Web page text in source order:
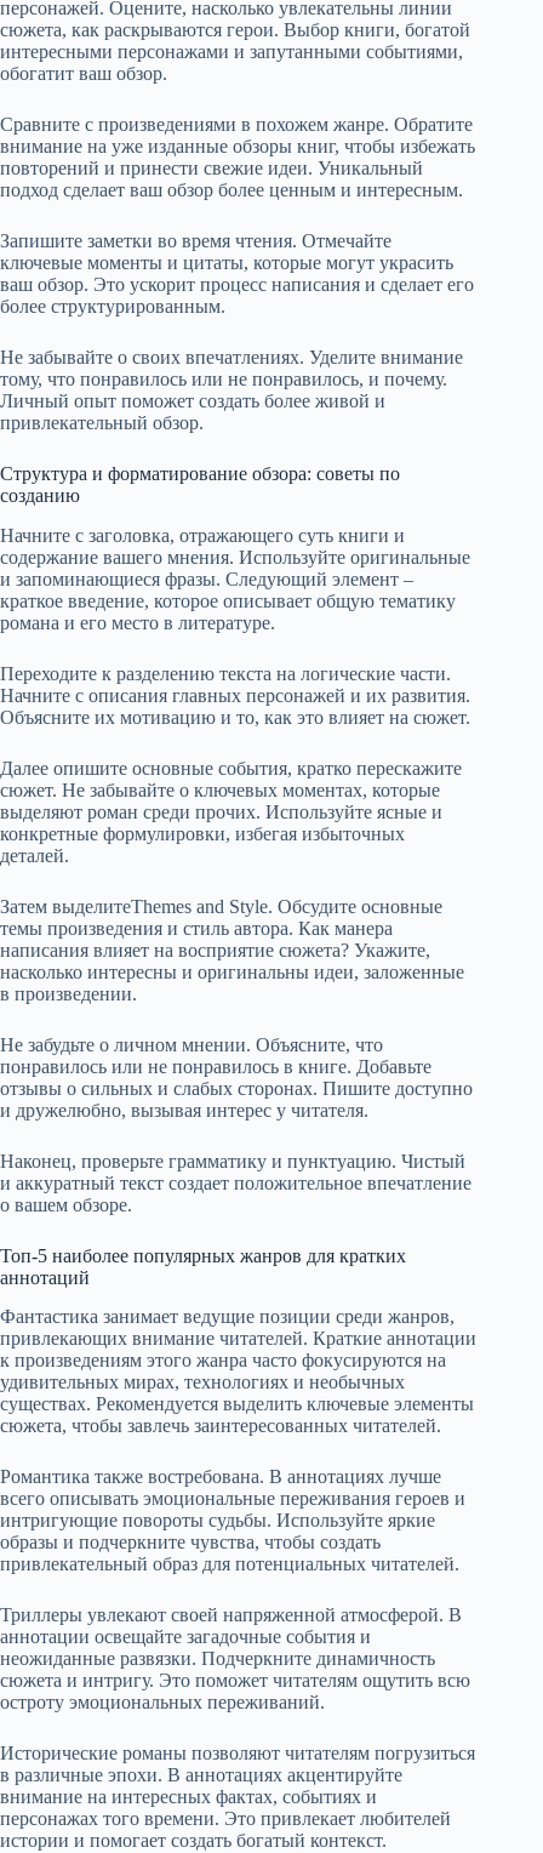
персонажей. Оцените, насколько увлекательны линии
сюжета, как раскрываются герои. Выбор книги, богатой
интересными персонажами и запутанными событиями,
обогатит ваш обзор.
Сравните с произведениями в похожем жанре. Обратите
внимание на уже изданные обзоры книг, чтобы избежать
повторений и принести свежие идеи. Уникальный
подход сделает ваш обзор более ценным и интересным.
Запишите заметки во время чтения. Отмечайте
ключевые моменты и цитаты, которые могут украсить
ваш обзор. Это ускорит процесс написания и сделает его
более структурированным.
Не забывайте о своих впечатлениях. Уделите внимание
тому, что понравилось или не понравилось, и почему.
Личный опыт поможет создать более живой и
привлекательный обзор.
Структура и форматирование обзора: советы по
созданию
Начните с заголовка, отражающего суть книги и
содержание вашего мнения. Используйте оригинальные
и запоминающиеся фразы. Следующий элемент –
краткое введение, которое описывает общую тематику
романа и его место в литературе.
Переходите к разделению текста на логические части.
Начните с описания главных персонажей и их развития.
Объясните их мотивацию и то, как это влияет на сюжет.
Далее опишите основные события, кратко перескажите
сюжет. Не забывайте о ключевых моментах, которые
выделяют роман среди прочих. Используйте ясные и
конкретные формулировки, избегая избыточных
деталей.
Затем выделитеThemes and Style. Обсудите основные
темы произведения и стиль автора. Как манера
написания влияет на восприятие сюжета? Укажите,
насколько интересны и оригинальны идеи, заложенные
в произведении.
Не забудьте о личном мнении. Объясните, что
понравилось или не понравилось в книге. Добавьте
отзывы о сильных и слабых сторонах. Пишите доступно
и дружелюбно, вызывая интерес у читателя.
Наконец, проверьте грамматику и пунктуацию. Чистый
и аккуратный текст создает положительное впечатление
о вашем обзоре.
Топ-5 наиболее популярных жанров для кратких
аннотаций
Фантастика занимает ведущие позиции среди жанров,
привлекающих внимание читателей. Краткие аннотации
к произведениям этого жанра часто фокусируются на
удивительных мирах, технологиях и необычных
существах. Рекомендуется выделить ключевые элементы
сюжета, чтобы завлечь заинтересованных читателей.
Романтика также востребована. В аннотациях лучше
всего описывать эмоциональные переживания героев и
интригующие повороты судьбы. Используйте яркие
образы и подчеркните чувства, чтобы создать
привлекательный образ для потенциальных читателей.
Триллеры увлекают своей напряженной атмосферой. В
аннотации освещайте загадочные события и
неожиданные развязки. Подчеркните динамичность
сюжета и интригу. Это поможет читателям ощутить всю
остроту эмоциональных переживаний.
Исторические романы позволяют читателям погрузиться
в различные эпохи. В аннотациях акцентируйте
внимание на интересных фактах, событиях и
персонажах того времени. Это привлекает любителей
истории и помогает создать богатый контекст.